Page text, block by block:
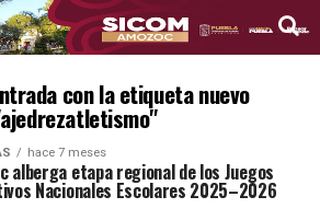
con la etiqueta nuevo
hace 7 meses
alberga etapa regional de los Juegos
Nacionales Escolares 2025–2026